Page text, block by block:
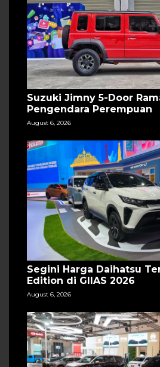
Suzuki Jimny 5-Door
Pengendara Perempuan
August 6, 2026
Segini Harga Daihatsu
Edition di GIIAS 2026
August 6, 2026